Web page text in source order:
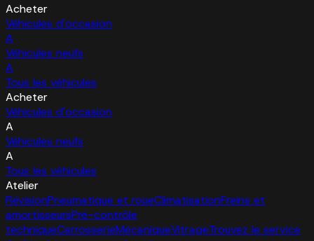
Acheter
Véhicules d'occasion
A
Véhicules neufs
A
Tous les véhicules
Acheter
Véhicules d'occasion
A
Véhicules neufs
A
Tous les véhicules
Atelier
RévisionPneumatique et roueClimatisationFreins et
amortisseursPré-contrôle
techniqueCarrosserieMécaniqueVitrageTrouvez le service